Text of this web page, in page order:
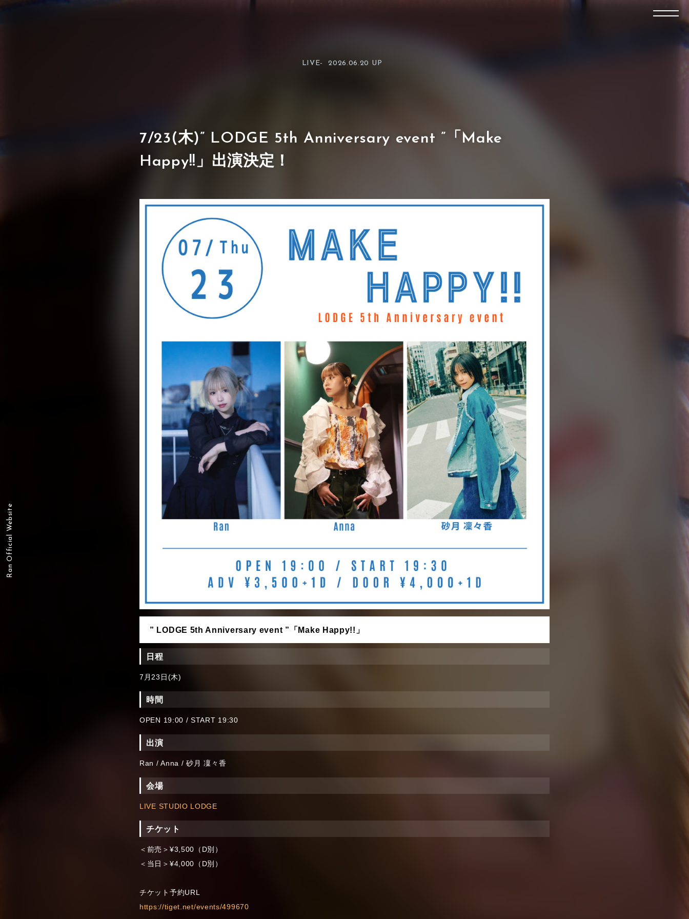
Ran Official Website
LIVE- 2026.06.20 UP
7/23(木)” LODGE 5th Anniversary event ”「Make
Happy!!」出演決定！
” LODGE 5th Anniversary event ”「Make Happy!!」
日程
7月23日(木)
時間
OPEN 19:00 / START 19:30
出演
Ran / Anna / 砂月 凜々香
会場
LIVE STUDIO LODGE
チケット
＜前売＞¥3,500（D別）
＜当日＞¥4,000（D別）
チケット予約URL
https://tiget.net/events/499670